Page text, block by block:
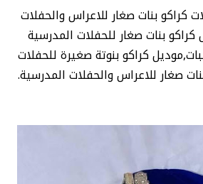
كراكو بنات صغار للاعراس والحفلات
كراكو بنات صغار للحفلات المدرسية
كراكو بنوتة صغيرة للحفلات
صغار للاعراس والحفلات المدرسية.